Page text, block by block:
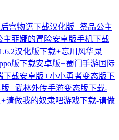
宫物语下载汉化版+祭品公主
菲娜的冒险安卓版手机下载
汉化版下载+忘川风华录
版下载安卓版+蜀门手游国际
下载安卓版+小小勇者变态版下
+武林外传手游变态版下载-
+请做我的奴隶吧游戏下载-请做